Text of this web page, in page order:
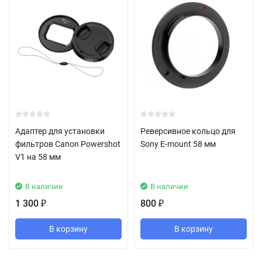
Адаптер для установки
фильтров Canon Powershot
V1 на 58 мм
В наличии
1 300 ₽
В корзину
Реверсивное кольцо для
Sony E-mount 58 мм
В наличии
800 ₽
В корзину